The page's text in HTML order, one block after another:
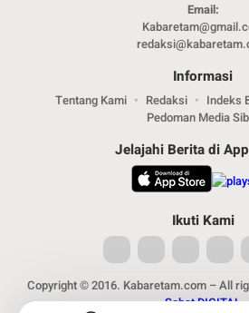
Email:
Informasi
Tentang Kami Redaksi Indeks
Pedoman Media
Jelajahi Berita di
Ikuti Kami
Copyright © 2016. Kabaretam.com – All
Sobat DIGITAL